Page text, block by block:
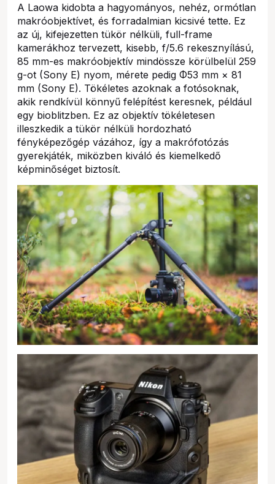
A Laowa kidobta a hagyományos, nehéz, ormótlan
makróobjektívet, és forradalmian kicsivé tette. Ez
az új, kifejezetten tükör nélküli, full-frame
kamerákhoz tervezett, kisebb, f/5.6 rekesznyílású,
85 mm-es makróobjektív mindössze körülbelül 259
g-ot (Sony E) nyom, mérete pedig Φ53 mm × 81
mm (Sony E). Tökéletes azoknak a fotósoknak,
akik rendkívül könnyű felépítést keresnek, például
egy bioblitzben. Ez az objektív tökéletesen
illeszkedik a tükör nélküli hordozható
fényképezőgép vázához, így a makrófotózás
gyerekjáték, miközben kiváló és kiemelkedő
képminőséget biztosít.